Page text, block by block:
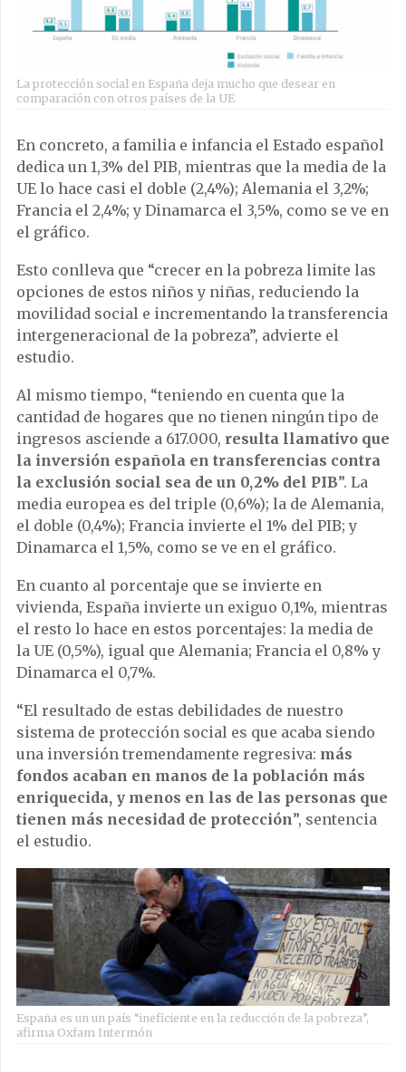
La protección social en España deja mucho que desear en
comparación con otros países de la UE
En concreto, a familia e infancia el Estado español
dedica un 1,3% del PIB, mientras que la media de la
UE lo hace casi el doble (2,4%); Alemania el 3,2%;
Francia el 2,4%; y Dinamarca el 3,5%, como se ve en
el gráfico.
Esto conlleva que “crecer en la pobreza limite las
opciones de estos niños y niñas, reduciendo la
movilidad social e incrementando la transferencia
intergeneracional de la pobreza”, advierte el
estudio.
Al mismo tiempo, “teniendo en cuenta que la
cantidad de hogares que no tienen ningún tipo de
ingresos asciende a 617.000, resulta llamativo que
la inversión española en transferencias contra
la exclusión social sea de un 0,2% del PIB”. La
media europea es del triple (0,6%); la de Alemania,
el doble (0,4%); Francia invierte el 1% del PIB; y
Dinamarca el 1,5%, como se ve en el gráfico.
En cuanto al porcentaje que se invierte en
vivienda, España invierte un exiguo 0,1%, mientras
el resto lo hace en estos porcentajes: la media de
la UE (0,5%), igual que Alemania; Francia el 0,8% y
Dinamarca el 0,7%.
“El resultado de estas debilidades de nuestro
sistema de protección social es que acaba siendo
una inversión tremendamente regresiva: más
fondos acaban en manos de la población más
enriquecida, y menos en las de las personas que
tienen más necesidad de protección”, sentencia
el estudio.
España es un un país “ineficiente en la reducción de la pobreza”,
afirma Oxfam Intermón